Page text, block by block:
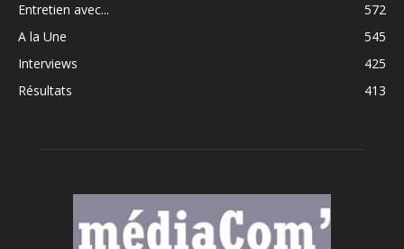
Entretien avec...
572
A la Une
545
Interviews
425
Résultats
413